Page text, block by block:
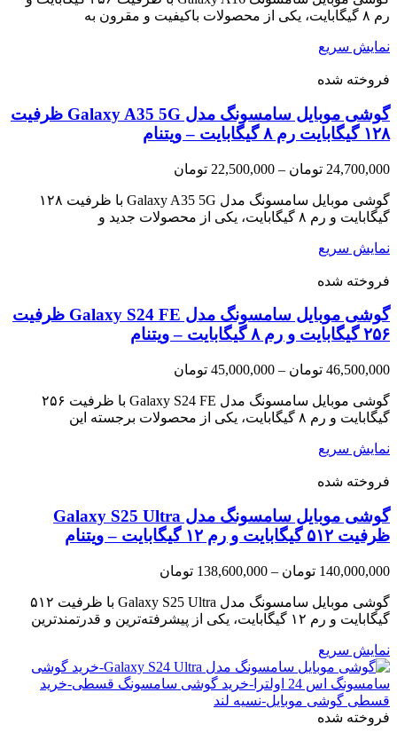
رم ۸ گیگابایت، یکی از محصولات باکیفیت و مقرون به
نمایش سریع
فروخته شده
گوشی موبایل سامسونگ مدل Galaxy A35 5G ظرفیت
۱۲۸ گیگابایت رم ۸ گیگابایت – ویتنام
24,700,000 تومان –
22,500,000 تومان
22,500,000 تومان
through
گوشی موبایل سامسونگ مدل Galaxy A35 5G با ظرفیت ۱۲۸
گیگابایت و رم ۸ گیگابایت، یکی از محصولات جدید و
نمایش سریع
فروخته شده
گوشی موبایل سامسونگ مدل Galaxy S24 FE ظرفیت
۲۵۶ گیگابایت و رم ۸ گیگابایت – ویتنام
46,500,000 تومان –
45,000,000 تومان
45,000,000 تومان
through
گوشی موبایل سامسونگ مدل Galaxy S24 FE با ظرفیت ۲۵۶
گیگابایت و رم ۸ گیگابایت، یکی از محصولات برجسته این
نمایش سریع
فروخته شده
گوشی موبایل سامسونگ مدل Galaxy S25 Ultra
ظرفیت ۵۱۲ گیگابایت و رم ۱۲ گیگابایت – ویتنام
140,000,000 تومان –
138,600,000 تومان
138,600,000 تومان
through
گوشی موبایل سامسونگ مدل Galaxy S25 Ultra با ظرفیت ۵۱۲
گیگابایت و رم ۱۲ گیگابایت، یکی از پیشرفته‌ترین و قدرتمندترین
نمایش سریع
فروخته شده